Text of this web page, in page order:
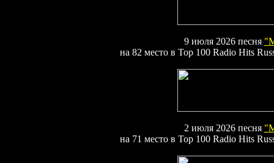
9 июля 2026 песня "
на 82 место в Top 100 Radio Hits
2 июля 2026 песня "
на 71 место в Top 100 Radio Hits